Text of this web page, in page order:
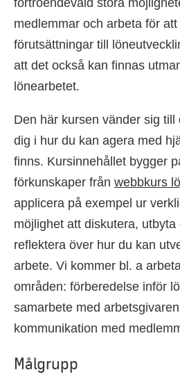
förtroendevald stora
medlemmar och arbeta för
förutsättningar till
att det också kan finnas
lönearbetet.
Den här kursen vänder sig
dig i hur du kan agera med
finns. Kursinnehållet bygger
förkunskaper från webbkurs
applicera på exempel ur
möjlighet att diskutera,
reflektera över hur du kan
arbete. Vi kommer bl. a
områden: förberedelse inför
samarbete med
kommunikation med
Målgrupp